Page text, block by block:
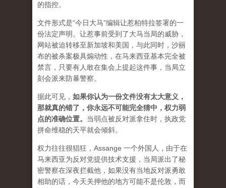
的指控。
文件形式是“今日大马”编辑让惹柏特拉签署的一
份法定声明。让惹事前受到了大马当局的威胁，
网站被迫转移至新加坡和美国，与此同时，沙丽
布的被杀案极具煽动性，在马来西亚基本完全被
禁言，只要有人敢在集会上提起这件事，当局立
刻会派来防暴警察。
据此可见， 如果你认为一份文件没有太大意义，
那就真的错了，你永远不可能完全猜中，权力弱
点的准确位置。 当弱点被反对派拿住时，执政党
拼命维稳的天平就会倾斜。
权力往往很猖狂，Assange 一个外国人，由于在
马来西亚为反对党提供技术支援，当局派出了秘
密警察在深夜拦截他，如果没有当地反对派勇敢
相助的话，今天关押他的地方可能不是伦敦，而